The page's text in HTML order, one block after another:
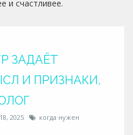
и счастливее.
ЗАДАЁТ
И ПРИЗНАКИ,
2025
когда нужен